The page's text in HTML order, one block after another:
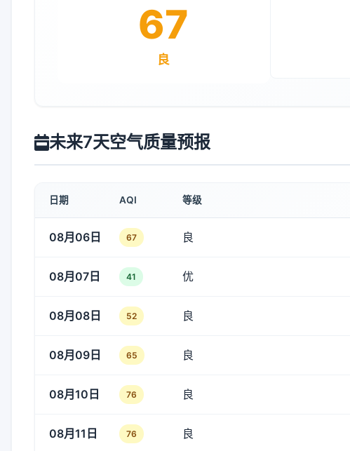
67
良
未来7天空气质量预报
日期 AQI 等级
08月06日 67 良
08月07日 41 优
08月08日 52 良
08月09日 65 良
08月10日 76 良
08月11日 76 良